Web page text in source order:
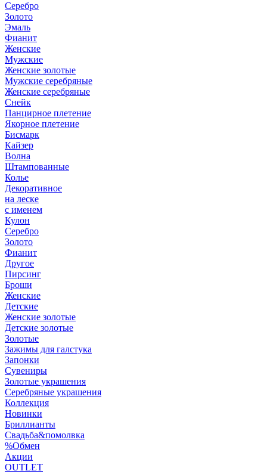
Серебро
Золото
Эмаль
Фианит
Женские
Мужские
Женские золотые
Мужские серебряные
Женские серебряные
Снейк
Панцирное плетение
Якорное плетение
Бисмарк
Кайзер
Волна
Штампованные
Колье
Декоративное
на леске
с именем
Кулон
Серебро
Золото
Фианит
Другое
Пирсинг
Броши
Женские
Детские
Женские золотые
Детские золотые
Золотые
Зажимы для галстука
Запонки
Сувениры
Золотые украшения
Серебряные украшения
Коллекция
Новинки
Бриллианты
Свадьба&помолвка
%Обмен
Акции
OUTLET